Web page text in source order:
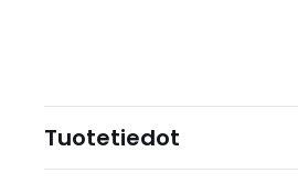
Tuotetiedot